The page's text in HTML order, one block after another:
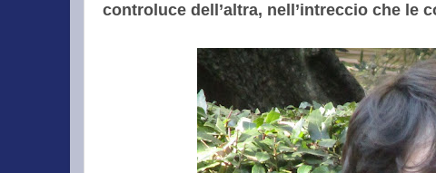
controluce dell’altra, nell’intreccio che le